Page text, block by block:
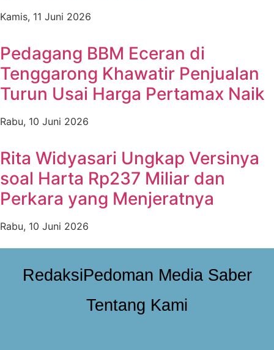
Kamis, 11 Juni 2026
Pedagang BBM Eceran di
Tenggarong Khawatir Penjualan
Turun Usai Harga Pertamax Naik
Rabu, 10 Juni 2026
Rita Widyasari Ungkap Versinya
soal Harta Rp237 Miliar dan
Perkara yang Menjeratnya
Rabu, 10 Juni 2026
RedaksiPedoman Media Saber
Tentang Kami